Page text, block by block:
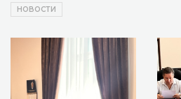
НОВОСТИ